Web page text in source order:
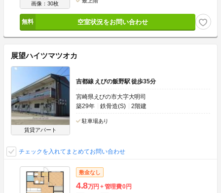
画像：30枚
空室状況をお問い合わせ
展望ハイツマツオカ
賃貸アパート
吉都線 えびの飯野駅 徒歩35分
宮崎県えびの市大字大明司
築29年
鉄骨造(S) 2階建
駐車場あり
チェックを入れてまとめてお問い合わせ
敷金なし
4.8万円 管理費0円